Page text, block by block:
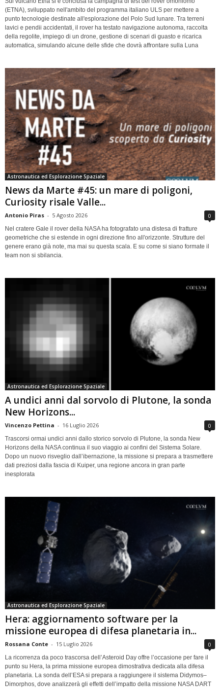
(ETNA), sviluppato nell'ambito del programma italiano ULS per mettere a
punto tecnologie destinate all'esplorazione del Polo Sud lunare. Tra terreni
lavici e pendii accidentati, il rover ha testato navigazione autonoma, raccolta
della regolite, impiego di un drone, gestione di scenari di guasto e ricarica
automatica, simulando alcune delle sfide che dovrà affrontare sulla Luna
Astronautica ed Esplorazione Spaziale
News da Marte #45: un mare di poligoni,
Curiosity risale Valle...
Antonio Piras - 5 Agosto 2026 0
Nel cratere Gale il rover della NASA ha fotografato una distesa di fratture
geometriche che si estende in ogni direzione fino all'orizzonte. Strutture del
genere erano già note, ma mai su questa scala. E su come si siano formate il
team non si sbilancia.
Astronautica ed Esplorazione Spaziale
A undici anni dal sorvolo di Plutone, la sonda
New Horizons...
Vincenzo Pettina - 16 Luglio 2026 0
Trascorsi ormai undici anni dallo storico sorvolo di Plutone, la sonda New
Horizons della NASA continua il suo viaggio ai confini del Sistema Solare.
Dopo un nuovo risveglio dall’ibernazione, la missione si prepara a trasmettere
dati preziosi dalla fascia di Kuiper, una regione ancora in gran parte
inesplorata
Astronautica ed Esplorazione Spaziale
Hera: aggiornamento software per la
missione europea di difesa planetaria in...
Rossana Conte - 15 Luglio 2026 0
La ricorrenza da poco trascorsa dell’Asteroid Day offre l’occasione per fare il
punto su Hera, la prima missione europea dimostrativa dedicata alla difesa
planetaria. La sonda dell’ESA si prepara a raggiungere il sistema Didymos–
Dimorphos, dove analizzerà gli effetti dell’impatto della missione NASA DART